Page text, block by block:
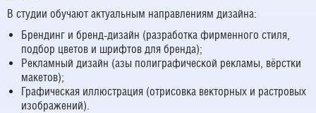
В студии обучают актуальным направлениям дизайна:
Брендинг и бренд-дизайн (разработка фирменного стиля,
подбор цветов и шрифтов для бренда);
Рекламный дизайн (азы полиграфической рекламы, вёрстки
макетов);
Графическая иллюстрация (отрисовка векторных и растровых
изображений).